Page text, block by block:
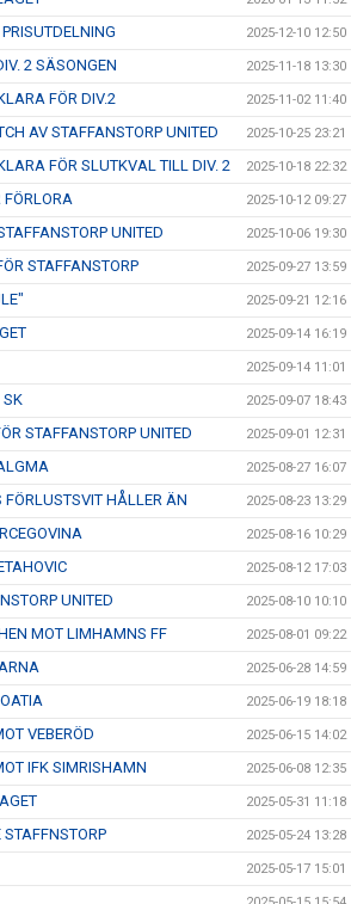
2025-12-10 12:50
2 SÄSONGEN 2025-11-18 13:30
FÖR DIV.2 2025-11-02 11:40
AV STAFFANSTORP UNITED 2025-10-25 23:21
FÖR SLUTKVAL TILL DIV. 2 2025-10-18 22:32
FÖRLORA 2025-10-12 09:27
UNITED 2025-10-06 19:30
STAFFANSTORP 2025-09-27 13:59
2025-09-21 12:16
2025-09-14 16:19
2025-09-14 11:01
SK 2025-09-07 18:43
STAFFANSTORP UNITED 2025-09-01 12:31
2025-08-27 16:07
FÖRLUSTSVIT HÅLLER ÄN 2025-08-23 13:29
2025-08-16 10:29
2025-08-12 17:03
UNITED 2025-08-10 10:10
MOT LIMHAMNS FF 2025-08-01 09:22
2025-06-28 14:59
2025-06-19 18:18
VEBERÖD 2025-06-15 14:02
IFK SIMRISHAMN 2025-06-08 12:35
2025-05-31 11:18
2025-05-24 13:28
2025-05-17 15:01